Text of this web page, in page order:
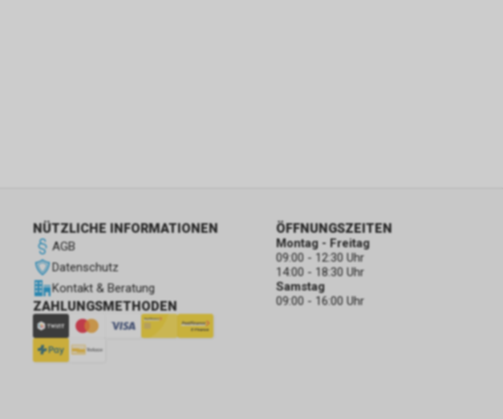
NÜTZLICHE INFORMATIONEN
AGB
Datenschutz
Kontakt & Beratung
ZAHLUNGSMETHODEN
ÖFFNUNGSZEITEN
Montag - Freitag
09:00 - 12:30 Uhr
14:00 - 18:30 Uhr
Samstag
09:00 - 16:00 Uhr